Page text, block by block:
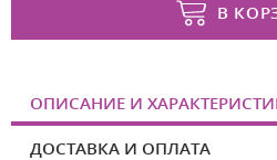
В
ОПИСАНИЕ И
ДОСТАВКА И ОПЛАТА